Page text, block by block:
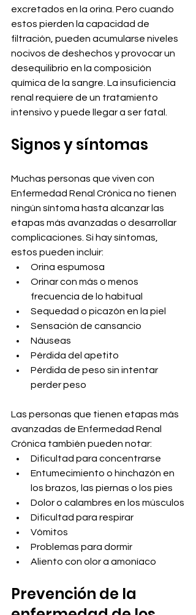
excretados en la orina. Pero cuando
estos pierden la capacidad de
filtración, pueden acumularse niveles
nocivos de deshechos y provocar un
desequilibrio en la composición
química de la sangre. La insuficiencia
renal requiere de un tratamiento
intensivo y puede llegar a ser fatal.
Signos y síntomas
Muchas personas que viven con
Enfermedad Renal Crónica no tienen
ningún síntoma hasta alcanzar las
etapas más avanzadas o desarrollar
complicaciones. Si hay síntomas,
estos pueden incluir:
Orina espumosa
Orinar con más o menos
frecuencia de lo habitual
Sequedad o picazón en la piel
Sensación de cansancio
Náuseas
Pérdida del apetito
Pérdida de peso sin intentar
perder peso
Las personas que tienen etapas más
avanzadas de Enfermedad Renal
Crónica también pueden notar:
Dificultad para concentrarse
Entumecimiento o hinchazón en
los brazos, las piernas o los pies
Dolor o calambres en los músculos
Dificultad para respirar
Vómitos
Problemas para dormir
Aliento con olor a amoníaco
Prevención de la